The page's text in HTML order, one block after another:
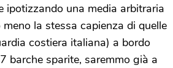
ipotizzando una media arbitraria
la stessa capienza di quelle
costiera italiana) a bordo
barche sparite, saremmo già a